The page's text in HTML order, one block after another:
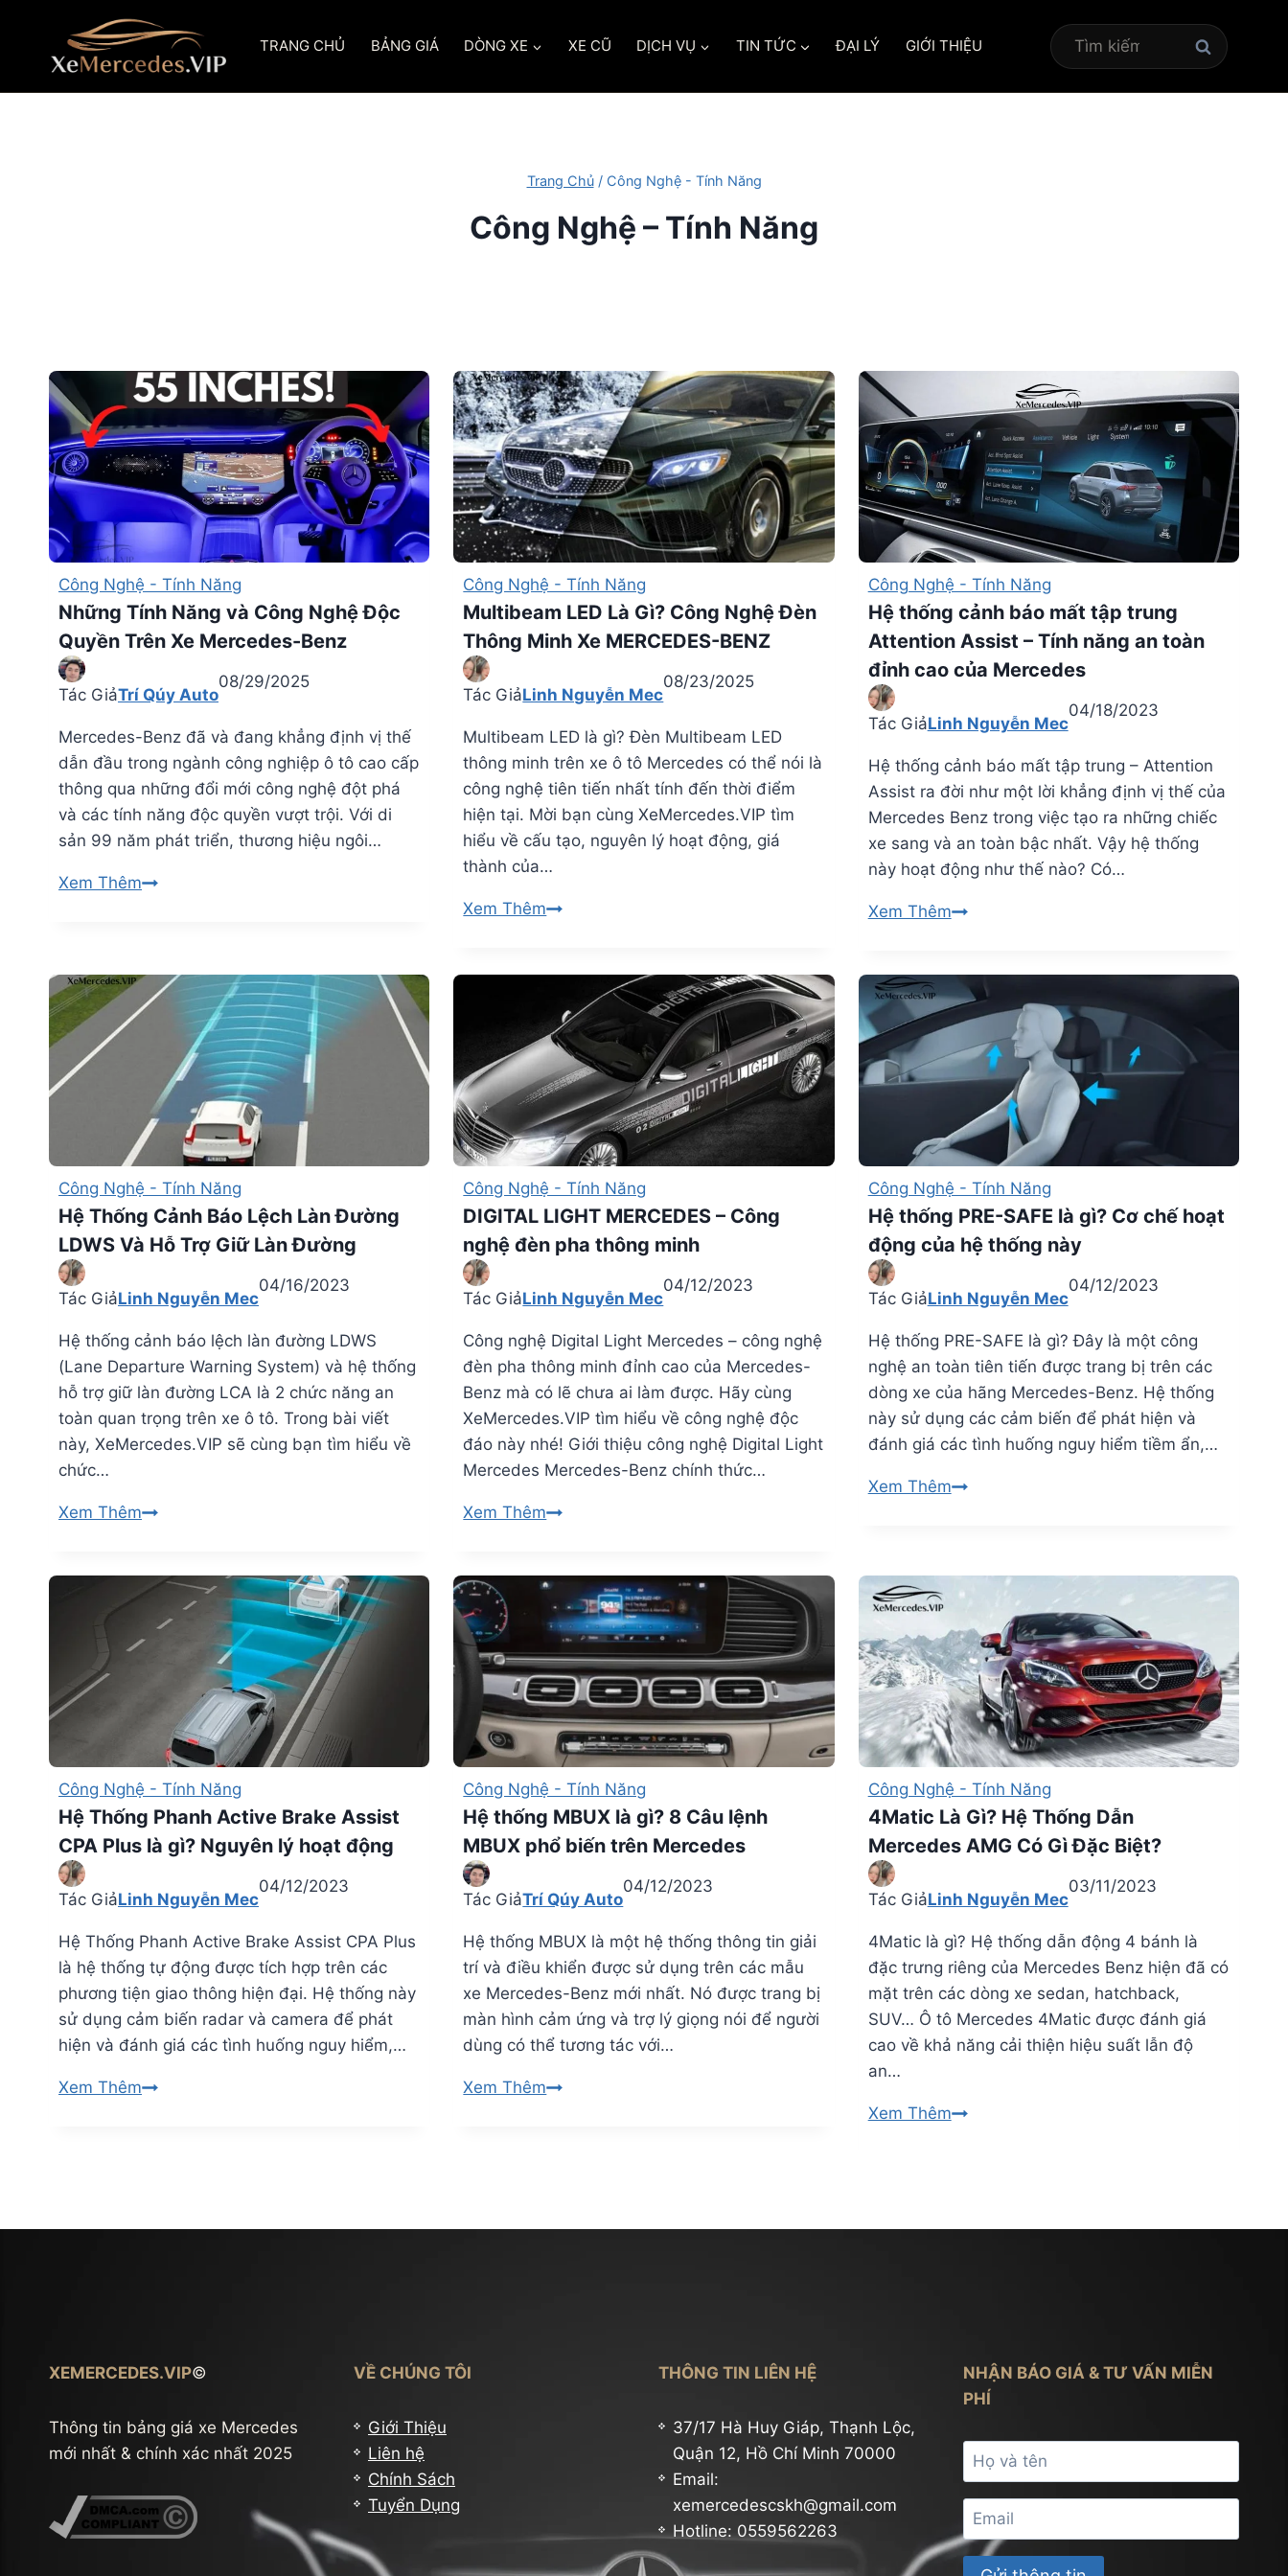
content
TRANG CHỦ BẢNG GIÁ DÒNG XE XE CŨ DỊCH VỤ TIN TỨC ĐẠI LÝ GIỚI THIỆU
Tìm
kiếm
cho:
Trang Chủ/ Công Nghệ - Tính Năng
Công Nghệ – Tính Năng
Công Nghệ - Tính Năng
Những Tính Năng và Công Nghệ Độc
Quyền Trên Xe Mercedes-Benz
Tác GiảTrí Qúy Auto
08/29/2025
Mercedes-Benz đã và đang khẳng định vị thế
dẫn đầu trong ngành công nghiệp ô tô cao cấp
thông qua những đổi mới công nghệ đột phá
và các tính năng độc quyền vượt trội. Với di
sản 99 năm phát triển, thương hiệu ngôi…
Xem ThêmNhững
Công
Nghệ
Quyền
Trên
Xe
Mercedes-
Benz
Công Nghệ - Tính Năng
Multibeam LED Là Gì? Công Nghệ Đèn
Thông Minh Xe MERCEDES-BENZ
Tác GiảLinh Nguyễn Mec
08/23/2025
Multibeam LED là gì? Đèn Multibeam LED
thông minh trên xe ô tô Mercedes có thể nói là
công nghệ tiên tiến nhất tính đến thời điểm
hiện tại. Mời bạn cùng XeMercedes.VIP tìm
hiểu về cấu tạo, nguyên lý hoạt động, giá
thành của…
Xem ThêmMultibeam
Công
Nghệ
Đèn
Thông
Minh
Xe
MERCEDES-
BENZ
Công Nghệ - Tính Năng
Hệ thống cảnh báo mất tập trung
Attention Assist – Tính năng an toàn
đỉnh cao của Mercedes
Tác GiảLinh Nguyễn Mec
04/18/2023
Hệ thống cảnh báo mất tập trung – Attention
Assist ra đời như một lời khẳng định vị thế của
Mercedes Benz trong việc tạo ra những chiếc
xe sang và an toàn bậc nhất. Vậy hệ thống
này hoạt động như thế nào? Có…
Xem ThêmHệ
báo
mất
trung
Attention
Assist
–
Tính
năng
an
toàn
cao
Mercedes
Công Nghệ - Tính Năng
Hệ Thống Cảnh Báo Lệch Làn Đường
LDWS Và Hỗ Trợ Giữ Làn Đường
Tác GiảLinh Nguyễn Mec
04/16/2023
Hệ thống cảnh báo lệch làn đường LDWS
(Lane Departure Warning System) và hệ thống
hỗ trợ giữ làn đường LCA là 2 chức năng an
toàn quan trọng trên xe ô tô. Trong bài viết
này, XeMercedes.VIP sẽ cùng bạn tìm hiểu về
chức…
Xem ThêmHệ
Báo
Lệch
Làn
Và
Trợ
Giữ
Làn
Đường
Công Nghệ - Tính Năng
DIGITAL LIGHT MERCEDES – Công
nghệ đèn pha thông minh
Tác GiảLinh Nguyễn Mec
04/12/2023
Công nghệ Digital Light Mercedes – công nghệ
đèn pha thông minh đỉnh cao của Mercedes-
Benz mà có lẽ chưa ai làm được. Hãy cùng
XeMercedes.VIP tìm hiểu về công nghệ độc
đáo này nhé! Giới thiệu công nghệ Digital Light
Mercedes Mercedes-Benz chính thức…
Xem ThêmDIGITAL
–
Công
nghệ
đèn
pha
thông
minh
Công Nghệ - Tính Năng
Hệ thống PRE-SAFE là gì? Cơ chế hoạt
động của hệ thống này
Tác GiảLinh Nguyễn Mec
04/12/2023
Hệ thống PRE-SAFE là gì? Đây là một công
nghệ an toàn tiên tiến được trang bị trên các
dòng xe của hãng Mercedes-Benz. Hệ thống
này sử dụng các cảm biến để phát hiện và
đánh giá các tình huống nguy hiểm tiềm ẩn,…
Xem ThêmHệ
là
Cơ
chế
hoạt
động
của
hệ
thống
này
Công Nghệ - Tính Năng
Hệ Thống Phanh Active Brake Assist
CPA Plus là gì? Nguyên lý hoạt động
Tác GiảLinh Nguyễn Mec
04/12/2023
Hệ Thống Phanh Active Brake Assist CPA Plus
là hệ thống tự động được tích hợp trên các
phương tiện giao thông hiện đại. Hệ thống này
sử dụng cảm biến radar và camera để phát
hiện và đánh giá các tình huống nguy hiểm,…
Xem ThêmHệ
lý
động
Công Nghệ - Tính Năng
Hệ thống MBUX là gì? 8 Câu lệnh
MBUX phổ biến trên Mercedes
Tác GiảTrí Qúy Auto
04/12/2023
Hệ thống MBUX là một hệ thống thông tin giải
trí và điều khiển được sử dụng trên các mẫu
xe Mercedes-Benz mới nhất. Nó được trang bị
màn hình cảm ứng và trợ lý giọng nói để người
dùng có thể tương tác với…
Xem ThêmHệ
Công Nghệ - Tính Năng
4Matic Là Gì? Hệ Thống Dẫn
Mercedes AMG Có Gì Đặc Biệt?
Tác GiảLinh Nguyễn Mec
03/11/2023
4Matic là gì? Hệ thống dẫn động 4 bánh là
đặc trưng riêng của Mercedes Benz hiện đã có
mặt trên các dòng xe sedan, hatchback,
SUV… Ô tô Mercedes 4Matic được đánh giá
cao về khả năng cải thiện hiệu suất lẫn độ
an…
Xem Thêm4Matic
Đặc
Biệt?
XEMERCEDES.VIP©
Thông tin bảng giá xe Mercedes
mới nhất & chính xác nhất 2025
VỀ CHÚNG TÔI
Giới Thiệu
Liên hệ
Chính Sách
Tuyển Dụng
THÔNG TIN LIÊN HỆ
37/17 Hà Huy Giáp, Thạnh Lộc,
Quận 12, Hồ Chí Minh 70000
Email:
xemercedescskh@gmail.com
Hotline: 0559562263
NHẬN BÁO GIÁ & TƯ VẤN MIỄN
PHÍ